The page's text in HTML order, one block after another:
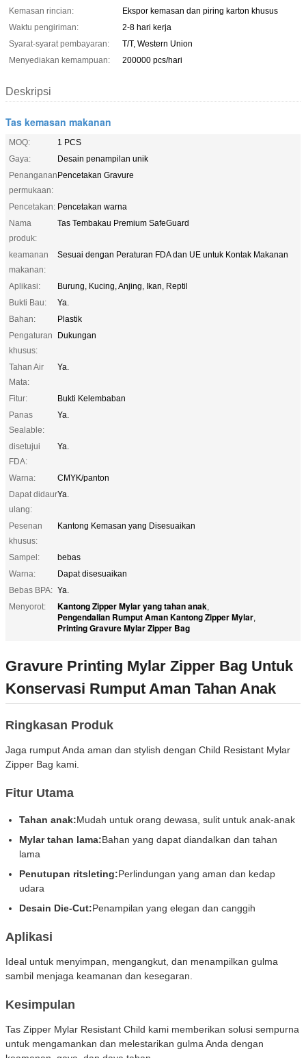
Kemasan rincian:
Ekspor kemasan dan piring karton khusus
Waktu pengiriman:
2-8 hari kerja
Syarat-syarat pembayaran:
T/T, Western Union
Menyediakan kemampuan:
200000 pcs/hari
Deskripsi
Tas kemasan makanan
MOQ:
1 PCS
Gaya:
Desain penampilan unik
Penanganan
permukaan:
Pencetakan Gravure
Pencetakan: Pencetakan warna
Nama
produk:
Tas Tembakau Premium SafeGuard
keamanan
makanan:
Sesuai dengan Peraturan FDA dan UE untuk Kontak Makanan
Aplikasi:
Burung, Kucing, Anjing, Ikan, Reptil
Bukti Bau:
Ya.
Bahan:
Plastik
Pengaturan
khusus:
Dukungan
Tahan Air
Mata:
Ya.
Fitur:
Bukti Kelembaban
Panas
Sealable:
Ya.
disetujui
FDA:
Ya.
Warna:
CMYK/panton
Dapat didaur
ulang:
Ya.
Pesenan
khusus:
Kantong Kemasan yang Disesuaikan
Sampel:
bebas
Warna:
Dapat disesuaikan
Bebas BPA: Ya.
Menyorot:
Kantong Zipper Mylar yang tahan anak,
Pengendalian Rumput Aman Kantong Zipper Mylar,
Printing Gravure Mylar Zipper Bag
Gravure Printing Mylar Zipper Bag Untuk
Konservasi Rumput Aman Tahan Anak
Ringkasan Produk
Jaga rumput Anda aman dan stylish dengan Child Resistant Mylar
Zipper Bag kami.
Fitur Utama
Tahan anak:Mudah untuk orang dewasa, sulit untuk anak-anak
Mylar tahan lama:Bahan yang dapat diandalkan dan tahan
lama
Penutupan ritsleting:Perlindungan yang aman dan kedap
udara
Desain Die-Cut:Penampilan yang elegan dan canggih
Aplikasi
Ideal untuk menyimpan, mengangkut, dan menampilkan gulma
sambil menjaga keamanan dan kesegaran.
Kesimpulan
Tas Zipper Mylar Resistant Child kami memberikan solusi sempurna
untuk mengamankan dan melestarikan gulma Anda dengan